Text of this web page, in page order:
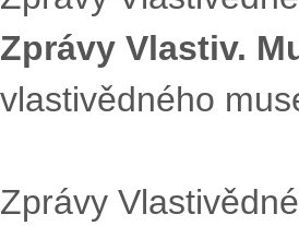
Zprávy Vlastiv.
vlastivědného
Zprávy